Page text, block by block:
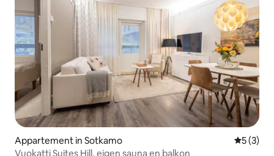
Appartement in Sotkamo
5 (3)
Vuokatti Suites Hill, eigen sauna en balkon